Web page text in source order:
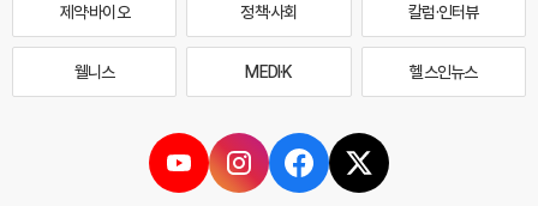
제약·바이오 정책·사회 칼럼·인터뷰
웰니스 MEDI·K 헬스인뉴스